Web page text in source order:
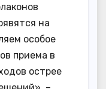
на
особое
приема в
острее